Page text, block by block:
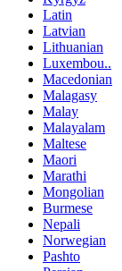
Latin
Latvian
Lithuanian
Luxembou..
Macedonian
Malagasy
Malay
Malayalam
Maltese
Maori
Marathi
Mongolian
Burmese
Nepali
Norwegian
Pashto